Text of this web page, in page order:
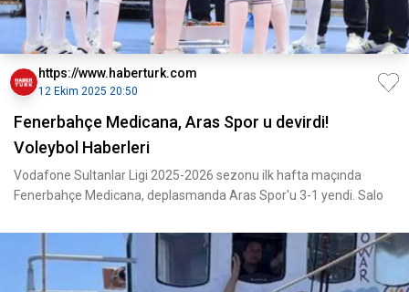
https://www.haberturk.com
12 Ekim 2025 20:50
Fenerbahçe Medicana, Aras Spor u devirdi!
Voleybol Haberleri
Vodafone Sultanlar Ligi 2025-2026 sezonu ilk hafta maçında
Fenerbahçe Medicana, deplasmanda Aras Spor'u 3-1 yendi. Salo